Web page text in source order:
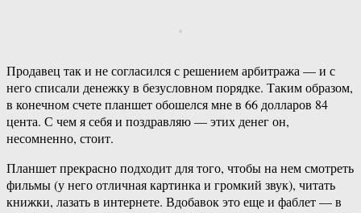
Продавец так и не согласился с решением арбитража — и с
него списали денежку в безусловном порядке. Таким образом,
в конечном счете планшет обошелся мне в 66 долларов 84
цента. С чем я себя и поздравляю — этих денег он,
несомненно, стоит.
Планшет прекрасно подходит для того, чтобы на нем смотреть
фильмы (у него отличная картинка и громкий звук), читать
книжки, лазать в интернете. Вдобавок это еще и фаблет — в